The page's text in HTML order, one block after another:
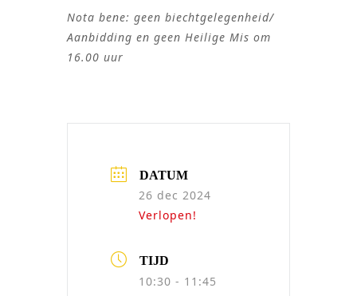
Nota bene: geen biechtgelegenheid/
Aanbidding en geen Heilige Mis om
16.00 uur
DATUM
26 dec 2024
Verlopen!
TIJD
10:30 - 11:45